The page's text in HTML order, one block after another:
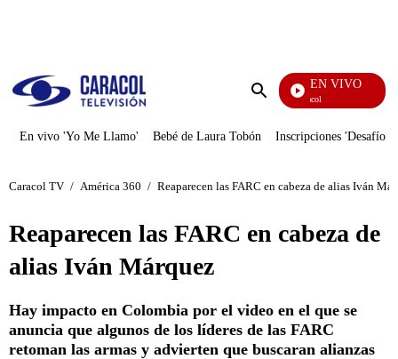
Enviar
EN VIVO
Noticias Caracol
En vivo 'Yo Me Llamo' Bebé de Laura Tobón Inscripciones 'Desafío'
Caracol TV / América 360 / Reaparecen las FARC en cabeza de alias Iván
Reaparecen las FARC en cabeza de
alias Iván Márquez
Hay impacto en Colombia por el video en el que se
anuncia que algunos de los líderes de las FARC
retoman las armas y advierten que buscaran alianzas